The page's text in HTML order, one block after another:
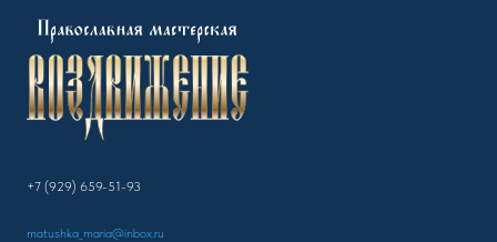
+7 (929) 659-51-93
matushka_maria@inbox.ru